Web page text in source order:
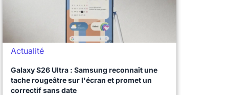
Actualité
Galaxy S26 Ultra : Samsung reconnaît une
tache rougeâtre sur l'écran et promet un
correctif sans date